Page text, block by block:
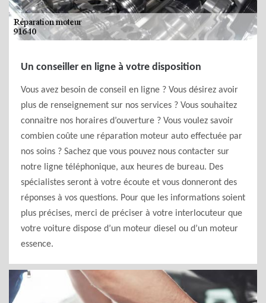
Un conseiller en ligne à votre disposition
Vous avez besoin de conseil en ligne ? Vous désirez avoir
plus de renseignement sur nos services ? Vous souhaitez
connaitre nos horaires d’ouverture ? Vous voulez savoir
combien coûte une réparation moteur auto effectuée par
nos soins ? Sachez que vous pouvez nous contacter sur
notre ligne téléphonique, aux heures de bureau. Des
spécialistes seront à votre écoute et vous donneront des
réponses à vos questions. Pour que les informations soient
plus précises, merci de préciser à votre interlocuteur que
votre voiture dispose d’un moteur diesel ou d’un moteur
essence.